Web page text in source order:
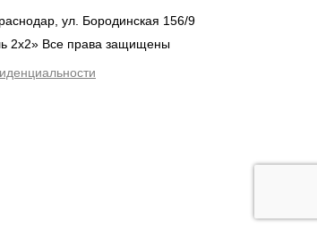
ул. Бородинская 156/9
2x2» Все права защищены